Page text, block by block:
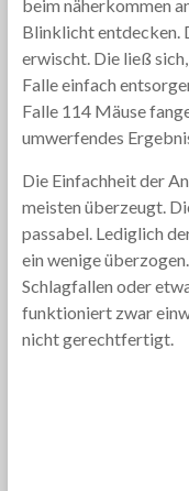
beim näherkommen
Blinklicht entdecken.
erwischt. Die ließ
Falle einfach
Falle 114 Mäuse
umwerfendes
Die Einfachheit der
meisten überzeugt.
passabel. Lediglich
ein wenige
Schlagfallen oder
funktioniert zwar
nicht gerechtfertigt.